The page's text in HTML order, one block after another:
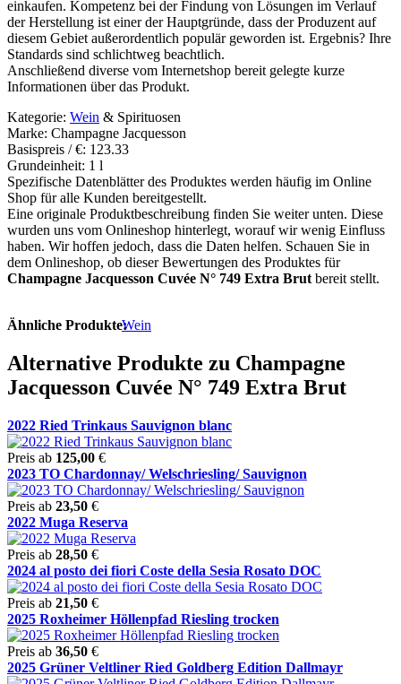
einkaufen. Kompetenz bei der Findung von Lösungen im Verlauf
der Herstellung ist einer der Hauptgründe, dass der Produzent auf
diesem Gebiet außerordentlich populär geworden ist. Ergebnis? Ihre
Standards sind schlichtweg beachtlich.
Anschließend diverse vom Internetshop bereit gelegte kurze
Informationen über das Produkt.
Kategorie: Wein & Spirituosen
Marke: Champagne Jacquesson
Basispreis / €: 123.33
Grundeinheit: 1 l
Spezifische Datenblätter des Produktes werden häufig im Online
Shop für alle Kunden bereitgestellt.
Eine originale Produktbeschreibung finden Sie weiter unten. Diese
wurden uns vom Onlineshop hinterlegt, worauf wir wenig Einfluss
haben. Wir hoffen jedoch, dass die Daten helfen. Schauen Sie in
dem Onlineshop, ob dieser Bewertungen des Produktes für
Champagne Jacquesson Cuvée N° 749 Extra Brut bereit stellt.
Ähnliche Produkte:Wein
Alternative Produkte zu Champagne
Jacquesson Cuvée N° 749 Extra Brut
2022 Ried Trinkaus Sauvignon blanc
Preis ab 125,00 €
2023 TO Chardonnay/ Welschriesling/ Sauvignon
Preis ab 23,50 €
2022 Muga Reserva
Preis ab 28,50 €
2024 al posto dei fiori Coste della Sesia Rosato DOC
Preis ab 21,50 €
2025 Roxheimer Höllenpfad Riesling trocken
Preis ab 36,50 €
2025 Grüner Veltliner Ried Goldberg Edition Dallmayr